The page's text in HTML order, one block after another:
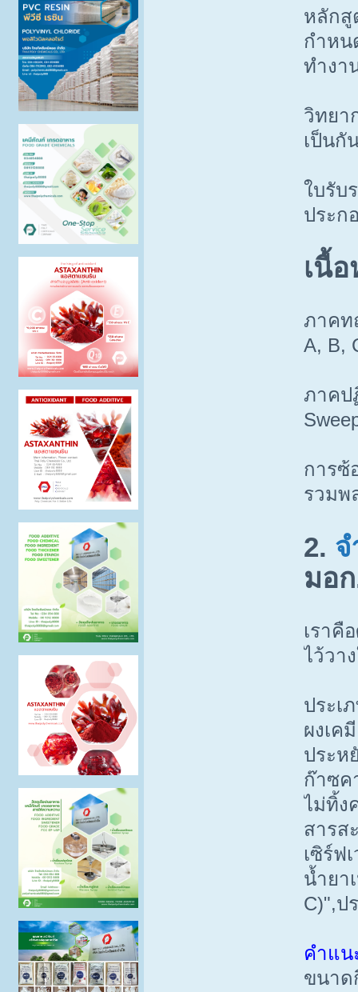
หลักสู
กำหน
ทำงา
วิทยา
เป็นกั
ใบรับ
ประก
เนื้
ภาคท
A, B,
ภาคป
การซ้
รวมพ
2. จ
มอ
เราคื
ไว้วา
ประเ
ผงเค
ประห
ก๊าซค
ไม่ทิ้ง
สารส
เซิร์ฟ
น้ำยา
C)",ป
คำแ
ขนาด